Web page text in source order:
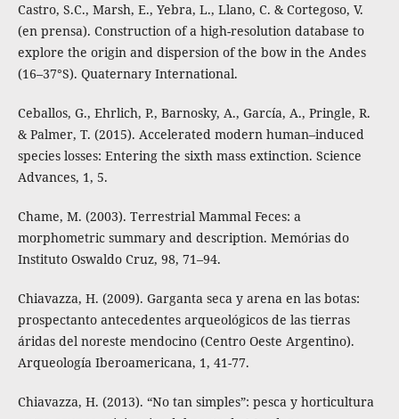
Castro, S.C., Marsh, E., Yebra, L., Llano, C. & Cortegoso, V.
(en prensa). Construction of a high-resolution database to
explore the origin and dispersion of the bow in the Andes
(16–37°S). Quaternary International.
Ceballos, G., Ehrlich, P., Barnosky, A., García, A., Pringle, R.
& Palmer, T. (2015). Accelerated modern human–induced
species losses: Entering the sixth mass extinction. Science
Advances, 1, 5.
Chame, M. (2003). Terrestrial Mammal Feces: a
morphometric summary and description. Memórias do
Instituto Oswaldo Cruz, 98, 71–94.
Chiavazza, H. (2009). Garganta seca y arena en las botas:
prospectanto antecedentes arqueológicos de las tierras
áridas del noreste mendocino (Centro Oeste Argentino).
Arqueología Iberoamericana, 1, 41-77.
Chiavazza, H. (2013). “No tan simples”: pesca y horticultura